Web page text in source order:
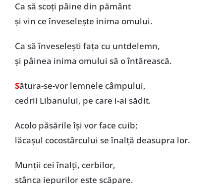
Ca să scoți pâine din pământ
și vin ce înveselește inima omului.
Ca să înveselești fața cu untdelemn,
și pâinea inima omului să o întărească.
Sătura-se-vor lemnele câmpului,
cedrii Libanului, pe care i-ai sădit.
Acolo păsările își vor face cuib;
lăcașul cocostârcului se înalță deasupra lor.
Munții cei înalți, cerbilor,
stânca iepurilor este scăpare.